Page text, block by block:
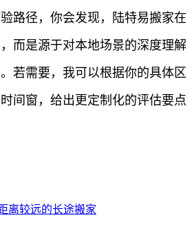
路径，你会发现，陆特易搬家在
而是源于对本地场景的深度理解
若需要，我可以根据你的具体区
间窗，给出更定制化的评估要点